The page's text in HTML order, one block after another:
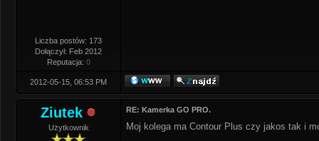
Liczba postów: 173
Dołączył: Feb 2012
Reputacja: 0
2012-05-15, 06:53 PM
Ziutek
Użytkownik
RE: Kamerka GO PRO.
Moj kolega ma Contour Plus czy jakos tak i